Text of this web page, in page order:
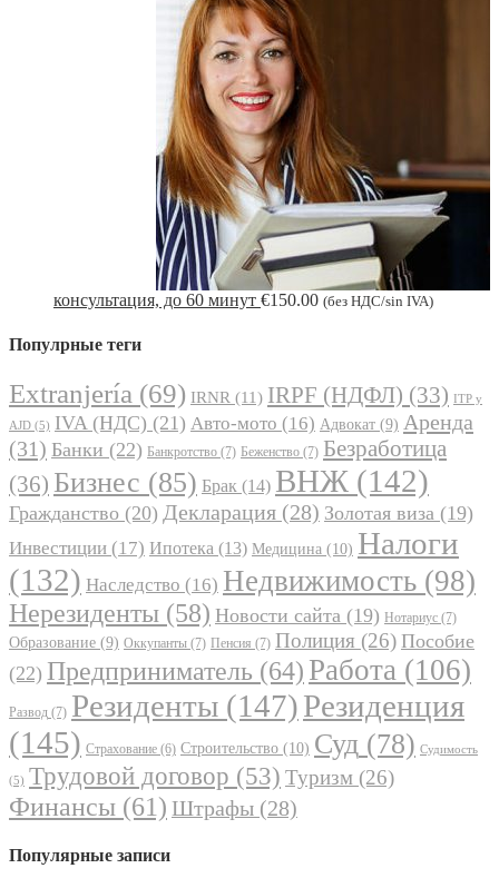
консультация, до 60 минут €150.00 (без НДС/sin IVA)
Популрные теги
Extranjería (69) IRNR (11) IRPF (НДФЛ) (33) ITP y
AJD (5) IVA (НДС) (21) Авто-мото (16) Адвокат (9) Аренда
(31) Банки (22) Банкротство (7) Беженство (7) Безработица
(36) Бизнес (85) Брак (14) ВНЖ (142)
Гражданство (20) Декларация (28) Золотая виза (19)
Инвестиции (17) Ипотека (13) Медицина (10) Налоги
(132) Наследство (16) Недвижимость (98)
Нерезиденты (58) Новости сайта (19) Нотариус (7)
Образование (9) Оккупанты (7) Пенсия (7) Полиция (26) Пособие
(22) Предприниматель (64) Работа (106)
Развод (7) Резиденты (147)Резиденция
(145) Страхование (6) Строительство (10) Суд (78) Судимость
(5) Трудовой договор (53) Туризм (26)
Финансы (61) Штрафы (28)
Популярные записи